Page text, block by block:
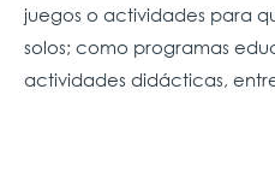
juegos o actividades para
solos; como programas
actividades didácticas,